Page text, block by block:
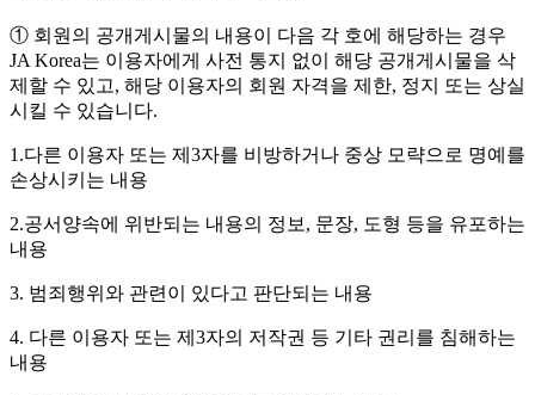
① 회원의 공개게시물의 내용이 다음 각 호에 해당하는 경우
JA Korea는 이용자에게 사전 통지 없이 해당 공개게시물을 삭
제할 수 있고, 해당 이용자의 회원 자격을 제한, 정지 또는 상실
시킬 수 있습니다.
1.다른 이용자 또는 제3자를 비방하거나 중상 모략으로 명예를
손상시키는 내용
2.공서양속에 위반되는 내용의 정보, 문장, 도형 등을 유포하는
내용
3. 범죄행위와 관련이 있다고 판단되는 내용
4. 다른 이용자 또는 제3자의 저작권 등 기타 권리를 침해하는
내용